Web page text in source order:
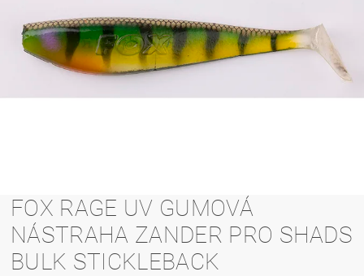
FOX RAGE UV GUMOVÁ
NÁSTRAHA ZANDER PRO SHADS
BULK STICKLEBACK